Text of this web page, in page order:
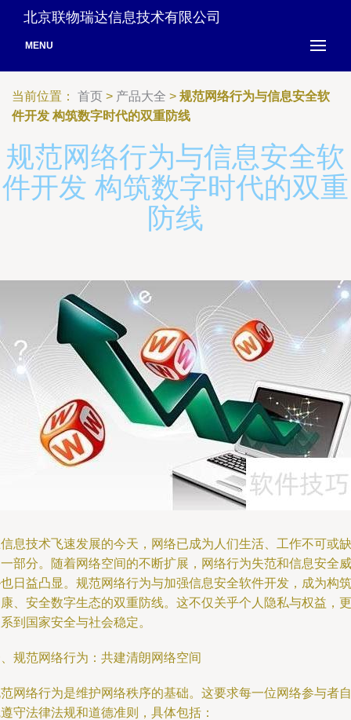
北京联物瑞达信息技术有限公司
MENU
当前位置： 首页 > 产品大全 > 规范网络行为与信息安全软
件开发 构筑数字时代的双重防线
规范网络行为与信息安全软
件开发 构筑数字时代的双重
防线
息技术飞速发展的今天，网络已成为人们生活、工作不可或缺
部分。随着网络空间的不断扩展，网络行为失范和信息安全威
日益凸显。规范网络行为与加强信息安全软件开发，成为构筑
、安全数字生态的双重防线。这不仅关乎个人隐私与权益，更
到国家安全与社会稳定。
规范网络行为：共建清朗网络空间
网络行为是维护网络秩序的基础。这要求每一位网络参与者自
守法律法规和道德准则，具体包括：